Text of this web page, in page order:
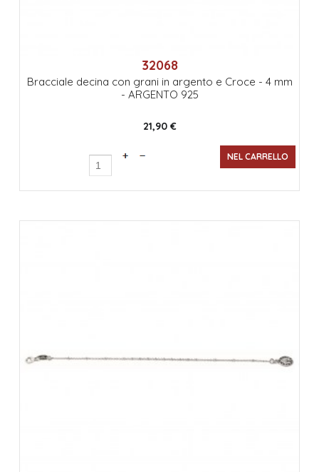
32068
Bracciale decina con grani in argento e Croce - 4 mm
- ARGENTO 925
21,90 €